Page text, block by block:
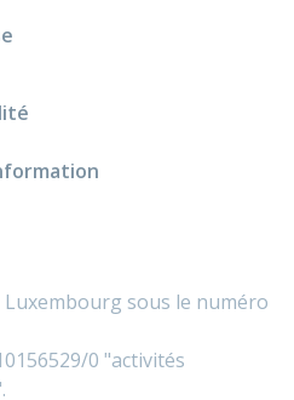
Luxembourg sous le numéro
0 "activités